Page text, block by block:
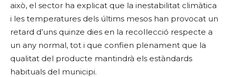
això, el sector ha explicat que la inestabilitat climàtica
i les temperatures dels últims mesos han provocat un
retard d’uns quinze dies en la recol·lecció respecte a
un any normal, tot i que confien plenament que la
qualitat del producte mantindrà els estàndards
habituals del municipi.